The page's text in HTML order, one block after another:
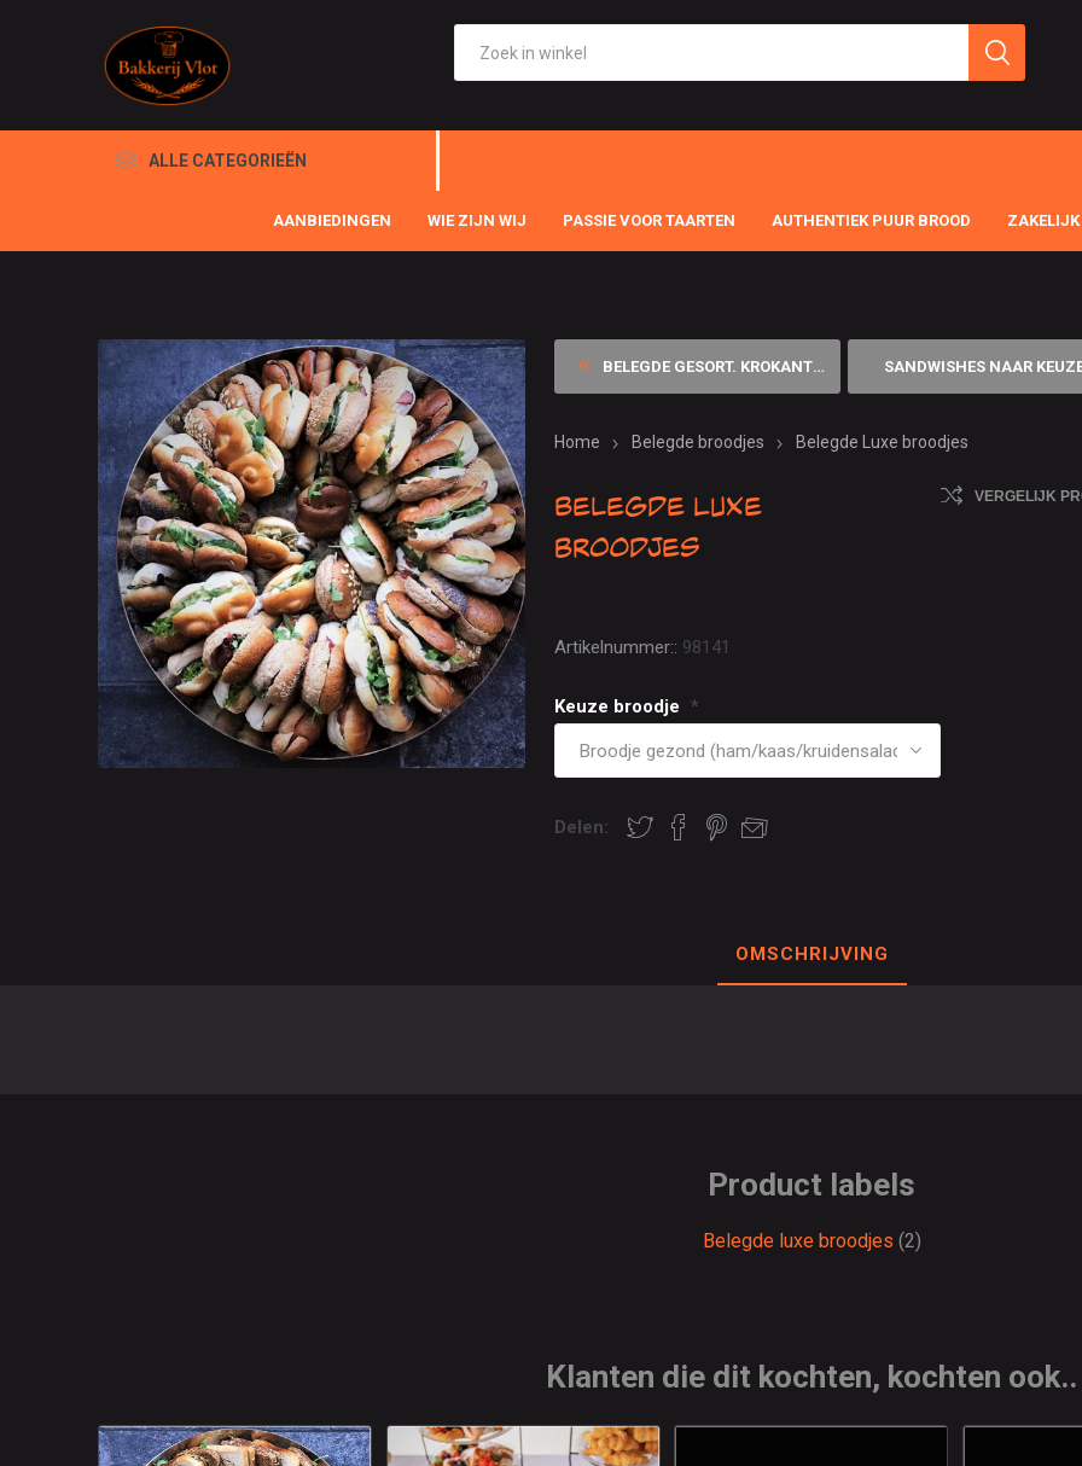
ALLE CATEGORIEËN
AANBIEDINGEN WIE ZIJN WIJ PASSIE VOOR TAARTEN AUTHENTIEK PUUR BROOD ZAKELIJK
BELEGDE GESORT. KROKANTE LU... SANDWISHES NAAR
Home Belegde broodjes Belegde Luxe broodjes
Belegde Luxe
broodjes
VERGELIJK
Artikelnummer:: 98141
Keuze broodje *
Delen:
OMSCHRIJVING
Product labels
Belegde luxe broodjes (2)
Klanten die dit kochten, kochten ook..